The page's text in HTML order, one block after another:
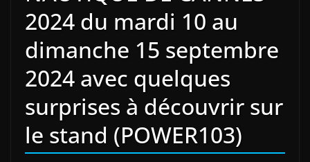
2024 du mardi 10 au
dimanche 15 septembre
2024 avec quelques
surprises à découvrir sur
le stand (POWER103)